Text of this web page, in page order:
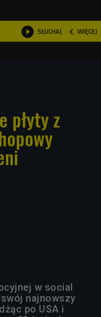
 SŁUCHAJ  WIĘCEJ

płyty z
w social
najnowszy
po USA i